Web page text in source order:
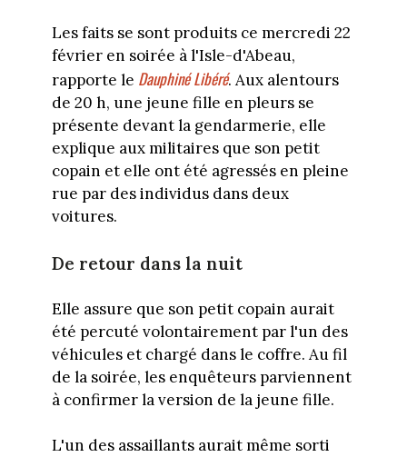
Les faits se sont produits ce mercredi 22
février en soirée à l'Isle-d'Abeau,
rapporte le Dauphiné Libéré. Aux alentours
de 20 h, une jeune fille en pleurs se
présente devant la gendarmerie, elle
explique aux militaires que son petit
copain et elle ont été agressés en pleine
rue par des individus dans deux
voitures.
De retour dans la nuit
Elle assure que son petit copain aurait
été percuté volontairement par l'un des
véhicules et chargé dans le coffre. Au fil
de la soirée, les enquêteurs parviennent
à confirmer la version de la jeune fille.
L'un des assaillants aurait même sorti